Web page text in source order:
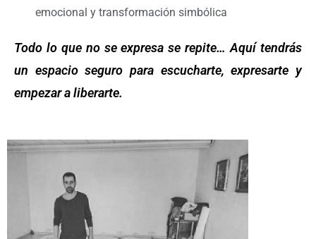
emocional y transformación simbólica
Todo lo que no se expresa se repite… Aquí tendrás
un espacio seguro para escucharte, expresarte y
empezar a liberarte.